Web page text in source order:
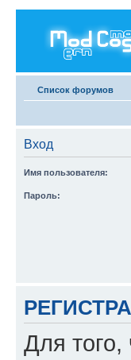
Список форумов
Вход
Имя пользователя:
Пароль:
Для